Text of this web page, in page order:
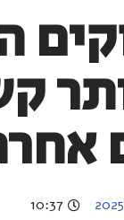
10:37